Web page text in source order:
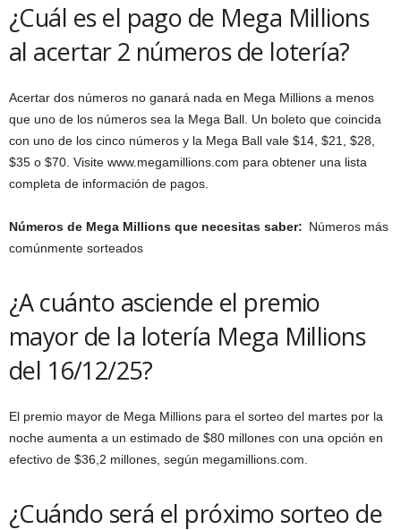
¿Cuál es el pago de Mega Millions
al acertar 2 números de lotería?
Acertar dos números no ganará nada en Mega Millions a menos
que uno de los números sea la Mega Ball. Un boleto que coincida
con uno de los cinco números y la Mega Ball vale $14, $21, $28,
$35 o $70. Visite www.megamillions.com para obtener una lista
completa de información de pagos.
Números de Mega Millions que necesitas saber: Números más
comúnmente sorteados
¿A cuánto asciende el premio
mayor de la lotería Mega Millions
del 16/12/25?
El premio mayor de Mega Millions para el sorteo del martes por la
noche aumenta a un estimado de $80 millones con una opción en
efectivo de $36,2 millones, según megamillions.com.
¿Cuándo será el próximo sorteo de